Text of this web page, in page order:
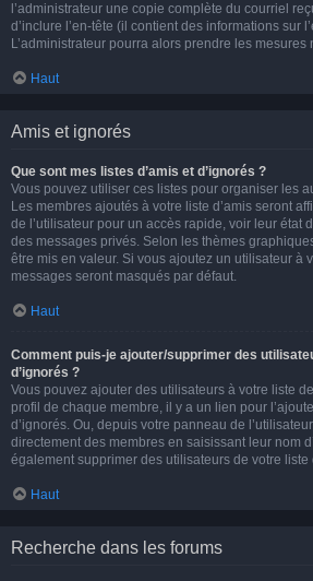
l’administrateur une copie complète du courriel
d’inclure l’en-tête (il contient des informations sur
L’administrateur pourra alors prendre les mesures
Haut
Amis et ignorés
Que sont mes listes d’amis et d’ignorés ?
Vous pouvez utiliser ces listes pour organiser les
Les membres ajoutés à votre liste d’amis seront
de l’utilisateur pour un accès rapide, voir leur état
des messages privés. Selon les thèmes
être mis en valeur. Si vous ajoutez un utilisateur à
messages seront masqués par défaut.
Haut
Comment puis-je ajouter/supprimer des
d’ignorés ?
Vous pouvez ajouter des utilisateurs à votre liste
profil de chaque membre, il y a un lien pour
d’ignorés. Ou, depuis votre panneau de
directement des membres en saisissant leur nom
également supprimer des utilisateurs de votre
Haut
Recherche dans les forums